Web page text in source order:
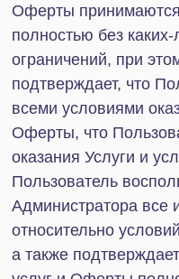
Администратором и
акцептованной
наделяющей Администратора
правами и обязанностями,
а также дополнительными
обязанностями, если они
Любая ссылка на Договор
или его условия означает
ссылку на Оферту (ее Статью)
«Контент» — все и любые
интеллектуальной
индивидуализации,
доводимые до всеобщего
использованием Сайта, в том
дизайна, тексты, графические